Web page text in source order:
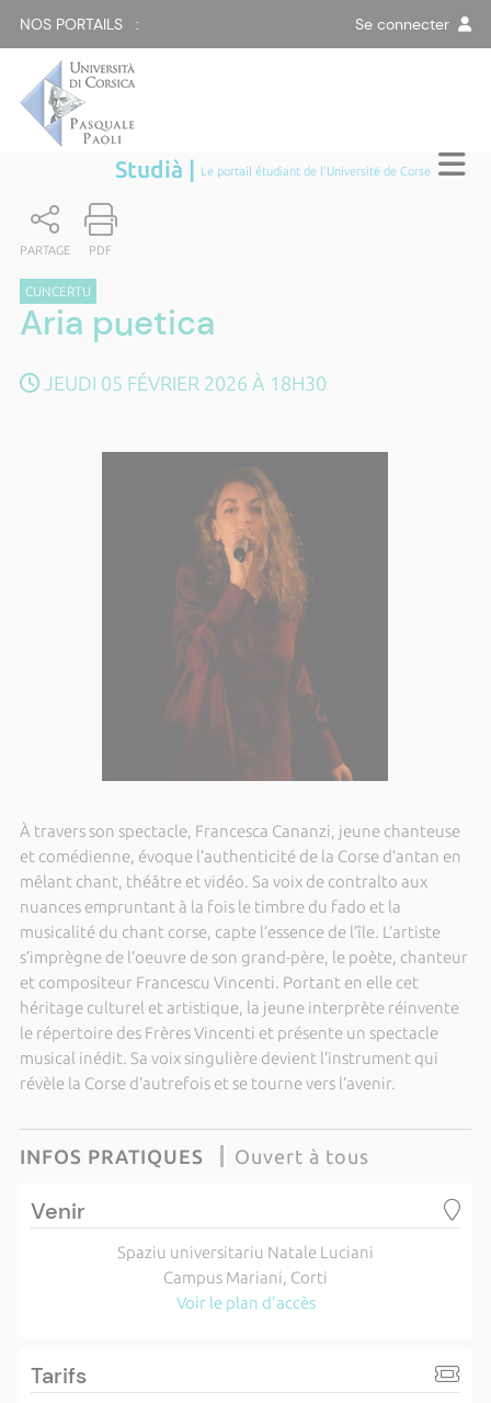
NOS PORTAILS : Se connecter
Studià | Le portail étudiant de l'Université de Corse
PARTAGE PDF
CUNCERTU
Aria puetica
JEUDI 05 FÉVRIER 2026 À 18H30
À travers son spectacle, Francesca Cananzi, jeune chanteuse
et comédienne, évoque l’authenticité de la Corse d’antan en
mêlant chant, théâtre et vidéo. Sa voix de contralto aux
nuances empruntant à la fois le timbre du fado et la
musicalité du chant corse, capte l’essence de l’île. L’artiste
s’imprègne de l’oeuvre de son grand-père, le poète, chanteur
et compositeur Francescu Vincenti. Portant en elle cet
héritage culturel et artistique, la jeune interprète réinvente
le répertoire des Frères Vincenti et présente un spectacle
musical inédit. Sa voix singulière devient l’instrument qui
révèle la Corse d’autrefois et se tourne vers l’avenir.
INFOS PRATIQUES Ouvert à tous
Venir
Spaziu universitariu Natale Luciani
Campus Mariani, Corti
Voir le plan d'accès
Tarifs